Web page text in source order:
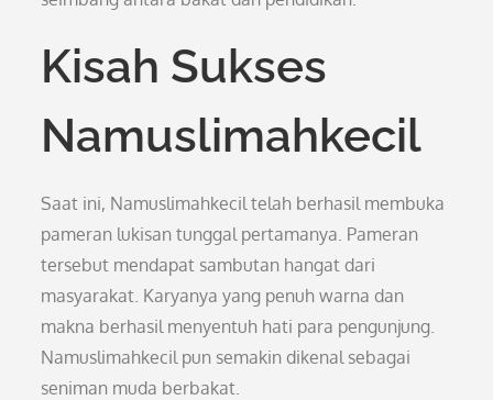
Kisah Sukses
Namuslimahkecil
Saat ini, Namuslimahkecil telah berhasil membuka
pameran lukisan tunggal pertamanya. Pameran
tersebut mendapat sambutan hangat dari
masyarakat. Karyanya yang penuh warna dan
makna berhasil menyentuh hati para pengunjung.
Namuslimahkecil pun semakin dikenal sebagai
seniman muda berbakat.